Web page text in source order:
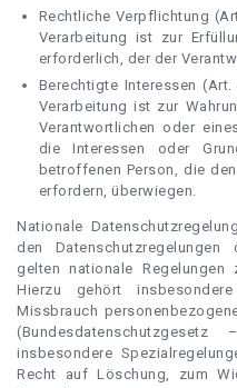
Rechtliche Verpflichtung
Verarbeitung ist zur
erforderlich, der der
Berechtigte Interessen
Verarbeitung ist zur
Verantwortlichen oder
die Interessen oder
betroffenen Person, die
erfordern, überwiegen.
Nationale
den Datenschutzregelungen
gelten nationale Regelungen
Hierzu gehört
Missbrauch
insbesondere
Recht auf Löschung, zum